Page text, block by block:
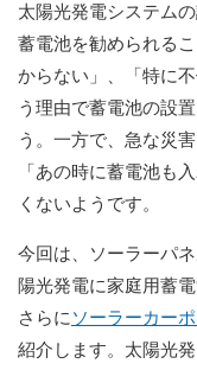
太陽光発電システム
蓄電池を勧められる
からない」、「特に
う理由で蓄電池の設
う。一方で、急な災
「あの時に蓄電池も
くないようです。
今回は、ソーラーパ
陽光発電に家庭用蓄
さらに ソーラーカー
紹介します。太陽光